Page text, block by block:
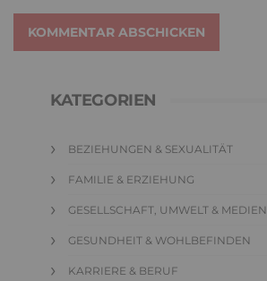
KOMMENTAR ABSCHICKEN
KATEGORIEN
BEZIEHUNGEN & SEXUALITÄT
FAMILIE & ERZIEHUNG
GESELLSCHAFT, UMWELT & MEDIEN
GESUNDHEIT & WOHLBEFINDEN
KARRIERE & BERUF